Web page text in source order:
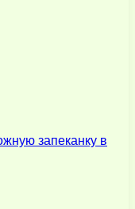
запеканку в